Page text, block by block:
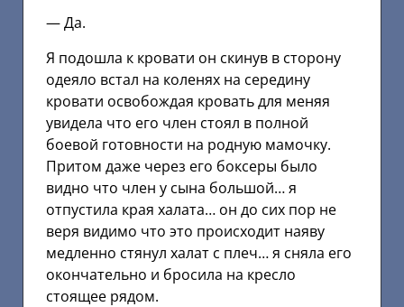
— Да.
Я подошла к кровати он скинув в сторону
одеяло встал на коленях на середину
кровати освобождая кровать для меняя
увидела что его член стоял в полной
боевой готовности на родную мамочку.
Притом даже через его боксеры было
видно что член у сына большой… я
отпустила края халата… он до сих пор не
веря видимо что это происходит наяву
медленно стянул халат с плеч… я сняла его
окончательно и бросила на кресло
стоящее рядом.